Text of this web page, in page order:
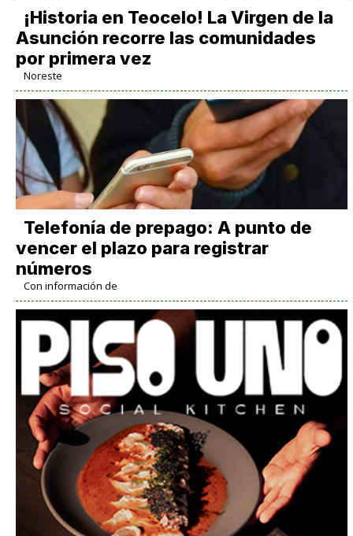
​¡Historia en Teocelo! La Virgen de la
Asunción recorre las comunidades
por primera vez
Noreste
Telefonía de prepago: A punto de
vencer el plazo para registrar
números
Con información de